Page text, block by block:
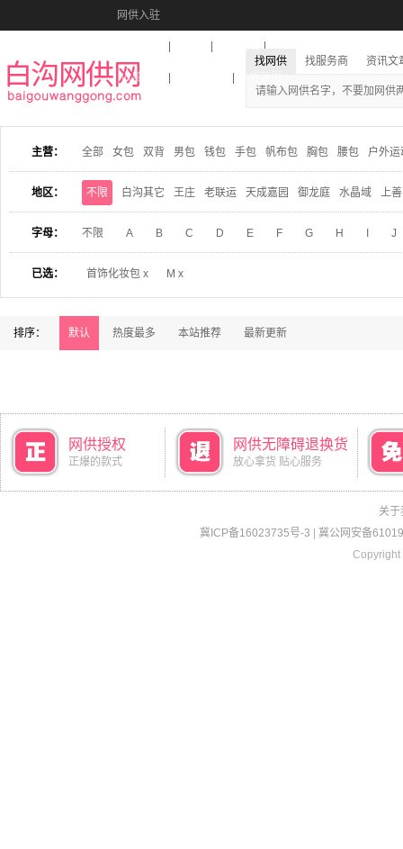
网供入驻
收藏本站
找网供 找服务商 资讯文
主营： 全部 女包 双背 男包 钱包 手包 帆布包 胸包 腰包 户外运
地区： 不限 白沟其它 王庄 老联运 天成嘉园 御龙庭 水晶域 上
字母： 不限 A B C D E F G H J
已选： 首饰化妆包 x M x
排序： 默认 热度最多 本站推荐 最新更新
网供授权
正爆的款式
网供无障碍退换货
放心拿货 贴心服务
关于
冀ICP备16023735号-3
冀公网安备